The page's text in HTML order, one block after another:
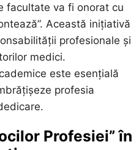
facultate va fi onorat cu
Această inițiativă
profesionale și
medici.
este esențială
profesia
Profesiei” în